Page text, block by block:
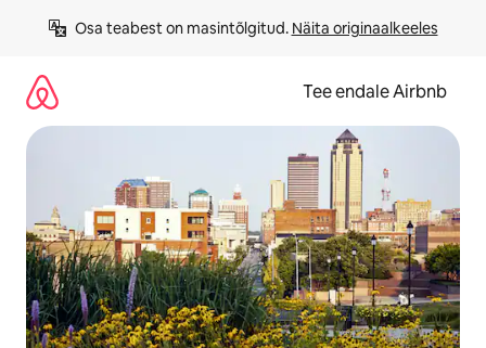
Osa teabest on masintõlgitud. Näita originaalkeeles
Tee endale Airbnb